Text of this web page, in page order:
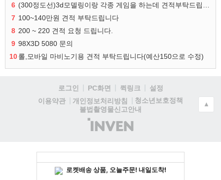
6
7 100~140만원 견적 부탁드립니다
8 200 ~ 220 견적 요청 드립니다.
9 98X3D 5080 문의
10롤,모바일 마비노기용 견적 부탁드립니다(예산150으로 수정)
로그인 PC화면 퀵링크
설정
이용약관
개인정보처리방침
청소년보호정책
불법촬영물신고안내
(주)
인
▲